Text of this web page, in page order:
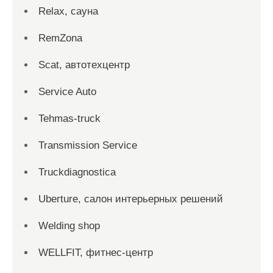
Relax, сауна
RemZona
Scat, автотехцентр
Service Auto
Tehmas-truck
Transmission Service
Truckdiagnostica
Uberture, салон интерьерных решений
Welding shop
WELLFIT, фитнес-центр